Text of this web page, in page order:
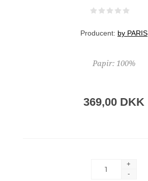
Producent: by PARIS
Papir: 100%
369,00 DKK
+
-